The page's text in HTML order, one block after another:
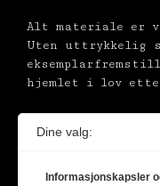
Alt materiale er
Uten uttrykkelig
hjemlet i lov
Dine valg:
Informasjonskapsler